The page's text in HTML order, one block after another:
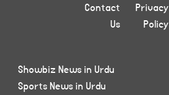
Privacy
Policy
Contact
Us
Showbiz News in Urdu
Sports News in Urdu